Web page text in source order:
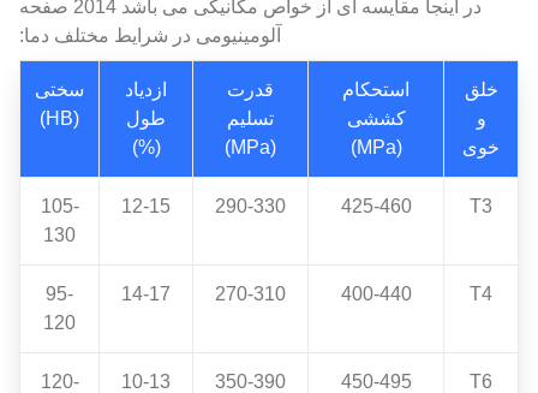
در اینجا مقایسه ای از خواص مکانیکی می باشد 2014 صفحه
آلومینیومی در شرایط مختلف دما:
خلق
و
خوی
استحکام
کششی
(MPa)
قدرت
تسلیم
(MPa)
ازدیاد
طول
(%)
سختی
(HB)
T3
425-460
290-330
12-15
105-
130
T4
400-440
270-310
14-17
95-
120
T6
450-495
350-390
10-13
120-